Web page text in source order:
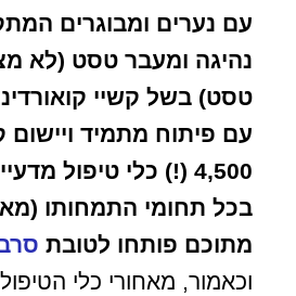
עם נערים ומבוגרים
נהיגה ומעבר טסט (לא
טסט) בשל קשיי
עם פיתוח מתמיד ויישום
4,500 (!) כלי טיפול
בכל תחומי התמחותו
מתוכם פותחו לטובת
וכאמור, מאחורי כלי הטיפול